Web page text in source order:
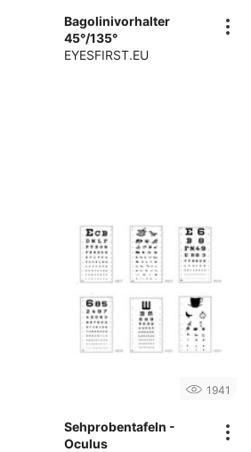
Bagolinivorhalter
45°/135°
EYESFIRST.EU
1941
Sehprobentafeln -
Oculus